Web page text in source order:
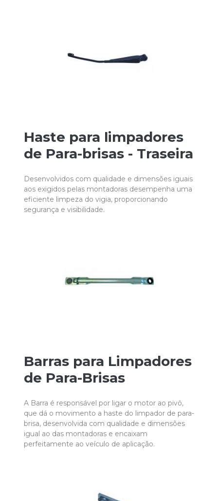
Haste para limpadores
de Para-brisas - Traseira
Desenvolvidos com qualidade e dimensões iguais
aos exigidos pelas montadoras desempenha uma
eficiente limpeza do vigia, proporcionando
segurança e visibilidade.
Barras para Limpadores
de Para-Brisas
A Barra é responsável por ligar o motor ao pivô,
que dá o movimento a haste do limpador de para-
brisa, desenvolvida com qualidade e dimensões
igual ao das montadoras e encaixam
perfeitamente ao veículo de aplicação.